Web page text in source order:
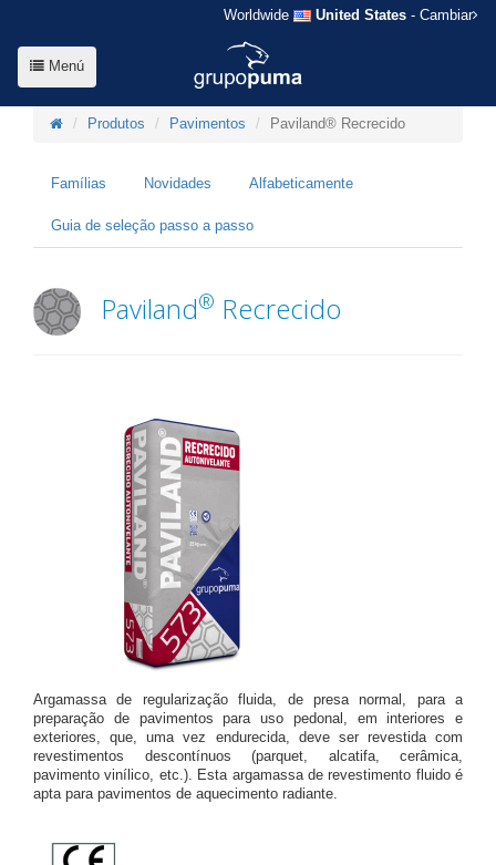
Worldwide United States - Cambiar
Menú
Produtos Pavimentos Paviland® Recrecido
Famílias Novidades Alfabeticamente
Guia de seleção passo a passo
Paviland® Recrecido
Argamassa de regularização fluida, de presa normal, para a
preparação de pavimentos para uso pedonal, em interiores e
exteriores, que, uma vez endurecida, deve ser revestida com
revestimentos descontínuos (parquet, alcatifa, cerâmica,
pavimento vinílico, etc.). Esta argamassa de revestimento fluido é
apta para pavimentos de aquecimento radiante.